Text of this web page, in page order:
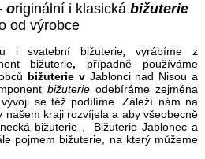
originální i klasická bižuterie
od výrobce
i svatební bižuterie, vyrábíme z
bižuterie, případně používáme
bižuterie vJablonci nad Nisou a
bižuterieodebíráme zejména
se též podílíme. Záleží nám na
našem kraji rozvíjela a aby všeobecně
bižuterie , Bižuterie Jablonec a
pojmem bižuterie, na který můžeme